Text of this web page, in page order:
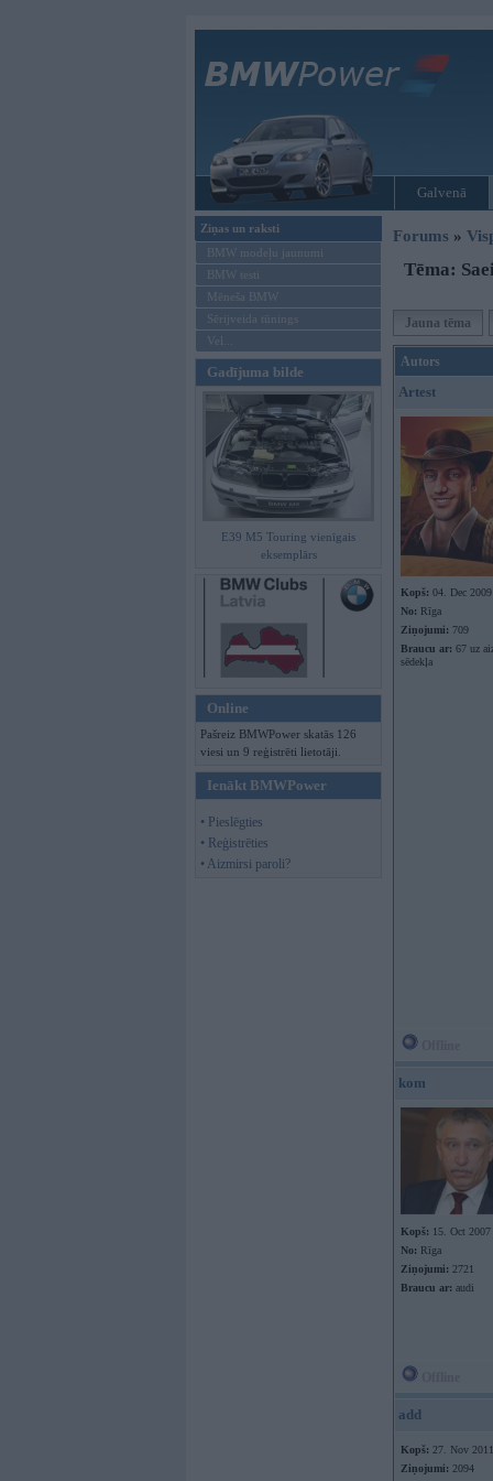
Galvenā
Ziņas un raksti
BMW modeļu jaunumi
BMW testi
Mēneša BMW
Sērijveida tūnings
Vel...
Gadījuma bilde
E39 M5 Touring vienīgais
eksemplārs
Online
Pašreiz BMWPower skatās 126
viesi un 9 reģistrēti lietotāji.
Ienākt BMWPower
• Pieslēgties
• Reģistrēties
• Aizmirsi paroli?
Forums »
Tēma:
Jauna tēma
Autors
Artest
Kopš: 04. Dec 2009
No: Rīga
Ziņojumi: 709
Braucu ar: 67 uz
sēdekļa
kom
Kopš: 15. Oct 2007
No: Rīga
Ziņojumi: 2721
Braucu ar: audi
add
Kopš: 27. Nov 2011
Ziņojumi: 2094